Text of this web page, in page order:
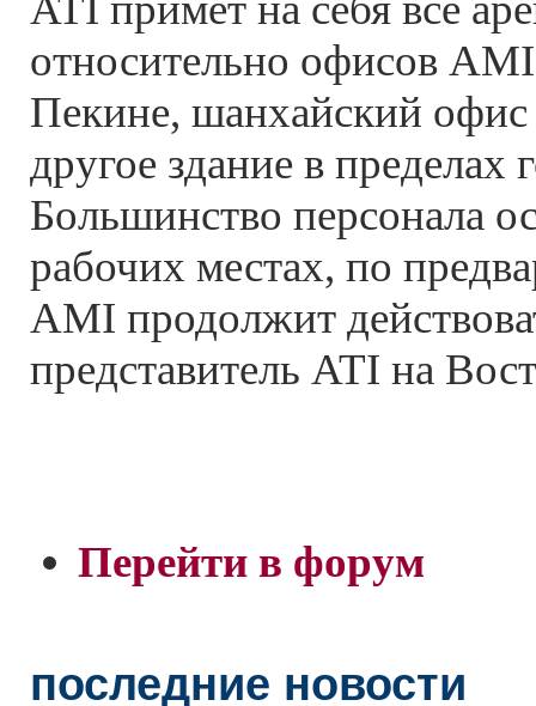
относительно офисов
Пекине, шанхайский офис
другое здание в пределах
Большинство персонала
рабочих местах, по
AMI продолжит
представитель ATI на
Перейти в форум
последние новости